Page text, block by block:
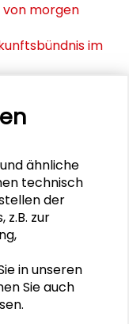
morgen
im
ähnliche
technisch
der
z.B. zur
in unseren
Sie auch